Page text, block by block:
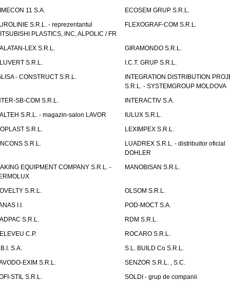
11 S.A.
ECOSEM GRUP S.R.L.
S.R.L. - reprezentantul
PLASTICS, INC, ALPOLIC / FR
FLEXOGRAF-COM S.R.L.
LEX S.R.L.
GIRAMONDO S.R.L.
S.R.L.
I.C.T. GRUP S.R.L.
- CONSTRUCT S.R.L.
INTEGRATION DISTRIBUTION
S.R.L. - SYSTEMGROUP MOLDOVA
SB-COM S.R.L.
INTERACTIV S.A.
S.R.L. - magazin-salon LAVOR
IULUX S.R.L.
S.R.L.
LEXIMPEX S.R.L.
S.R.L.
LUADREX S.R.L. - distribuitor oficial
DOHLER
EQUIPMENT COMPANY S.R.L. -
MANOBISAN S.R.L.
S.R.L.
OLSOM S.R.L.
I.I.
POD-MOCT S.A.
S.R.L.
RDM S.R.L.
C.P.
ROCARO S.R.L.
S.A.
S.L. BUILD Co S.R.L.
EXIM S.R.L.
SENZOR S.R.L. , S.C.
STIL S.R.L.
SOLDI - grup de companii